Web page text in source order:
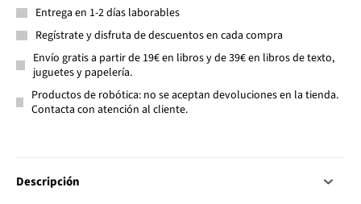
Entrega en 1-2 días laborables
Regístrate y disfruta de descuentos en cada compra
Envío gratis a partir de 19€ en libros y de 39€ en libros de texto,
juguetes y papelería.
Productos de robótica: no se aceptan devoluciones en la tienda.
Contacta con atención al cliente.
Descripción